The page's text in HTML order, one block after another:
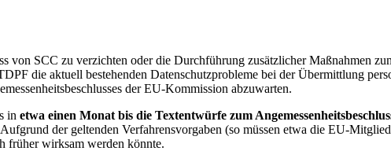
von SCC zu verzichten oder die Durchführung zusätzlicher Maßnahmen
die aktuell bestehenden Datenschutzprobleme bei der Übermittlung
der EU-Kommission abzuwarten.
in etwa einen Monat bis die Textentwürfe zum
der geltenden Verfahrensvorgaben (so müssen etwa die EU-
früher wirksam werden könnte.